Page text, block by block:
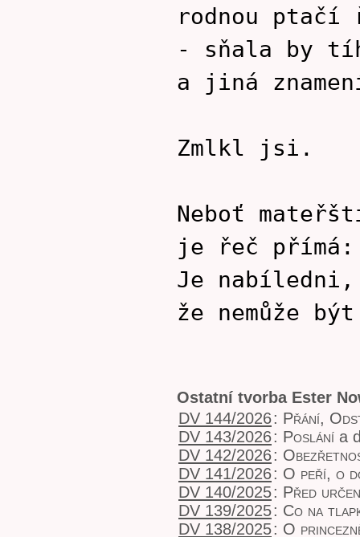
rodnou ptačí
- sňala by
a jiná
Zmlkl jsi.
Neboť
je řeč přímá:
Je nabíledni,
že nemůže
Ostatní tvorba Ester
DV 144/2026: Přání,
DV 143/2026: Poslání a
DV 142/2026:
DV 141/2026: O peří, o
DV 140/2025: Před
DV 139/2025: Co na
DV 138/2025: O